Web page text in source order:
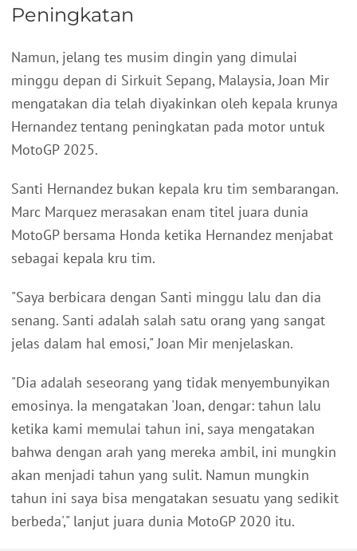
Peningkatan
Namun, jelang tes musim dingin yang dimulai
minggu depan di Sirkuit Sepang, Malaysia, Joan Mir
mengatakan dia telah diyakinkan oleh kepala krunya
Hernandez tentang peningkatan pada motor untuk
MotoGP 2025.
Santi Hernandez bukan kepala kru tim sembarangan.
Marc Marquez merasakan enam titel juara dunia
MotoGP bersama Honda ketika Hernandez menjabat
sebagai kepala kru tim.
"Saya berbicara dengan Santi minggu lalu dan dia
senang. Santi adalah salah satu orang yang sangat
jelas dalam hal emosi," Joan Mir menjelaskan.
"Dia adalah seseorang yang tidak menyembunyikan
emosinya. Ia mengatakan 'Joan, dengar: tahun lalu
ketika kami memulai tahun ini, saya mengatakan
bahwa dengan arah yang mereka ambil, ini mungkin
akan menjadi tahun yang sulit. Namun mungkin
tahun ini saya bisa mengatakan sesuatu yang sedikit
berbeda'," lanjut juara dunia MotoGP 2020 itu.